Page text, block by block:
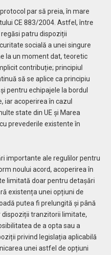
par să preia, în mare
CE 883/2004. Astfel, între
patru dispoziții
socială a unei singure
la un moment dat, teoretic
contribuție; principiul
să se aplice ca principiu
pentru echipajele la bordul
iar acoperirea în cazul
state din UE și Marea
prevederile existente în
importante ale regulilor pentru
noului acord, acoperirea în
limitată doar pentru detașări
existența unei opțiuni de
putea fi prelungită și până
dispoziții tranzitorii limitate,
de a opta sau a
privind legislația aplicabilă
unei astfel de opțiuni